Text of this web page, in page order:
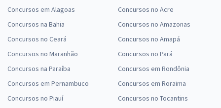
Concursos em Alagoas
Concursos na Bahia
Concursos no Ceará
Concursos no Maranhão
Concursos na Paraíba
Concursos em Pernambuco
Concursos no Piauí
Concursos no Acre
Concursos no Amazonas
Concursos no Amapá
Concursos no Pará
Concursos em Rondônia
Concursos em Roraima
Concursos no Tocantins